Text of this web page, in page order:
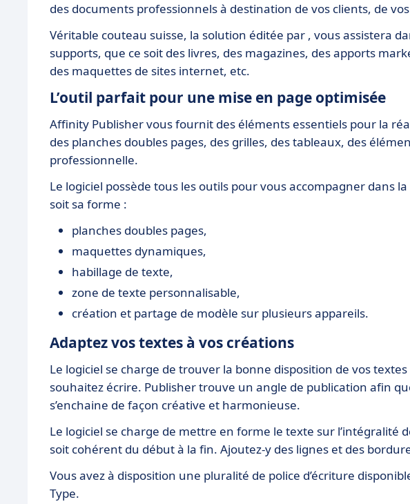
des documents professionnels à destination de vos clients, de
Véritable couteau suisse, la solution éditée par , vous assistera
supports, que ce soit des livres, des magazines, des apports
des maquettes de sites internet, etc.
L’outil parfait pour une mise en page optimisée
Affinity Publisher vous fournit des éléments essentiels pour la
des planches doubles pages, des grilles, des tableaux, des
professionnelle.
Le logiciel possède tous les outils pour vous accompagner dans
soit sa forme :
planches doubles pages,
maquettes dynamiques,
habillage de texte,
zone de texte personnalisable,
création et partage de modèle sur plusieurs appareils.
Adaptez vos textes à vos créations
Le logiciel se charge de trouver la bonne disposition de vos
souhaitez écrire. Publisher trouve un angle de publication afin
s’enchaine de façon créative et harmonieuse.
Le logiciel se charge de mettre en forme le texte sur l’intégralité
soit cohérent du début à la fin. Ajoutez-y des lignes et des
Vous avez à disposition une pluralité de police d’écriture
Type.